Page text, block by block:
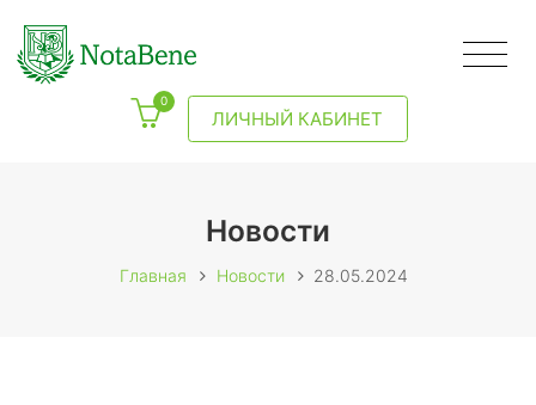
0
ЛИЧНЫЙ КАБИНЕТ
Новости
Главная Новости 28.05.2024